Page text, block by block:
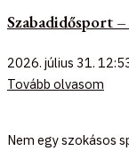
Szabadidősport
2026. július 31.
Tovább olvasom
Nem egy szokásos